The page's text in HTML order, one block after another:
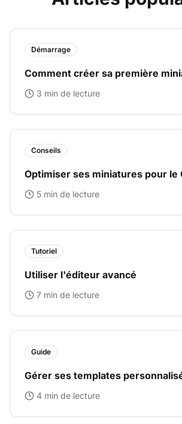
Démarrage
Comment créer sa première
3 min de lecture
Conseils
Optimiser ses miniatures pour le
5 min de lecture
Tutoriel
Utiliser l'éditeur avancé
7 min de lecture
Guide
Gérer ses templates
4 min de lecture